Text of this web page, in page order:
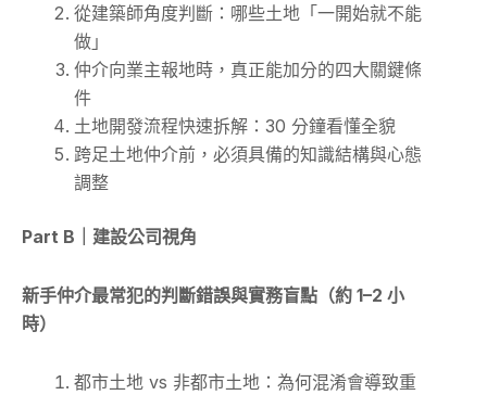
從建築師角度判斷：哪些土地「一開始就不能
做」
仲介向業主報地時，真正能加分的四大關鍵條
件
土地開發流程快速拆解：30 分鐘看懂全貌
跨足土地仲介前，必須具備的知識結構與心態
調整
Part B ｜建設公司視角
新手仲介最常犯的判斷錯誤與實務盲點（約 1–2 小
時）
都市土地 vs 非都市土地：為何混淆會導致重